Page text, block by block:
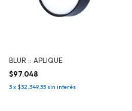
BLUR :: APLIQUE
$97.048
3x$32.349,33 sin interés